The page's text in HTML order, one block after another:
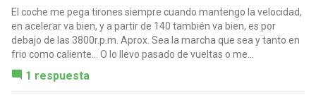
El coche me pega tirones siempre cuando mantengo la velocidad,
en acelerar va bien, y a partir de 140 también va bien, es por
debajo de las 3800r.p.m. Aprox. Sea la marcha que sea y tanto en
frio como caliente... O lo llevo pasado de vueltas o me...
1 respuesta